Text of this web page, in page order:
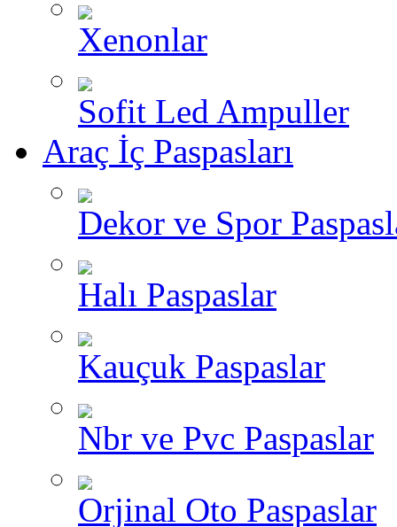
Xenonlar
Sofit Led Ampuller
Araç İç Paspasları
Dekor ve Spor
Halı Paspaslar
Kauçuk Paspaslar
Nbr ve Pvc Paspaslar
Orjinal Oto Paspaslar